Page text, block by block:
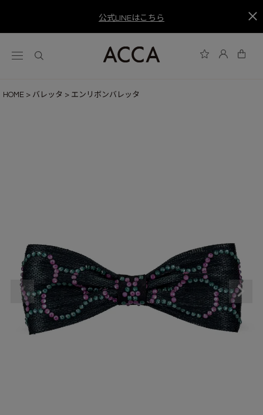
公式LINEはこちら
HOME バレッタ エンリボンバレッタ